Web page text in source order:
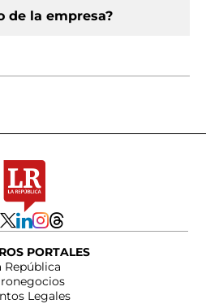
de la empresa?
PORTALES
República
Legales